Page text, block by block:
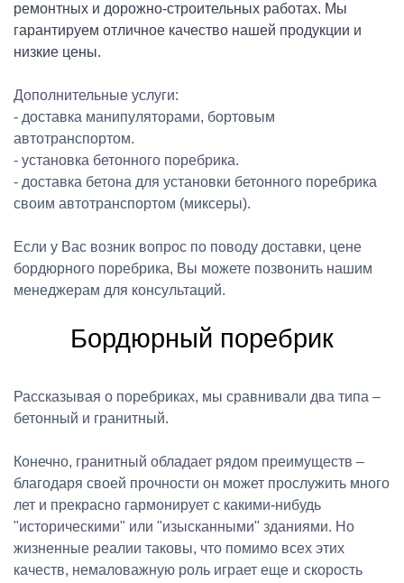
ремонтных и дорожно-строительных работах. Мы
гарантируем отличное качество нашей продукции и
низкие цены.
Дополнительные услуги:
- доставка манипуляторами, бортовым
автотранспортом.
- установка бетонного поребрика.
- доставка бетона для установки бетонного поребрика
своим автотранспортом (миксеры).
Если у Вас возник вопрос по поводу доставки, цене
бордюрного поребрика, Вы можете позвонить нашим
менеджерам для консультаций.
Бордюрный поребрик
Рассказывая о поребриках, мы сравнивали два типа –
бетонный и гранитный.
Конечно, гранитный обладает рядом преимуществ –
благодаря своей прочности он может прослужить много
лет и прекрасно гармонирует с какими-нибудь
"историческими" или "изысканными" зданиями. Но
жизненные реалии таковы, что помимо всех этих
качеств, немаловажную роль играет еще и скорость